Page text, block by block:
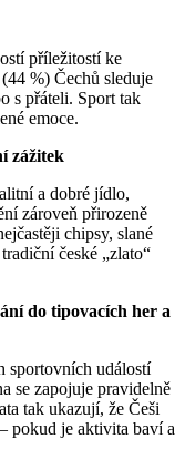
příležitostí ke
%) Čechů sleduje
s přáteli. Sport tak
emoce.
zážitek
a dobré jídlo,
zároveň přirozeně
chipsy, slané
české „zlato“
do tipovacích her a
sportovních událostí
se zapojuje pravidelně
tak ukazují, že Češi
pokud je aktivita baví a